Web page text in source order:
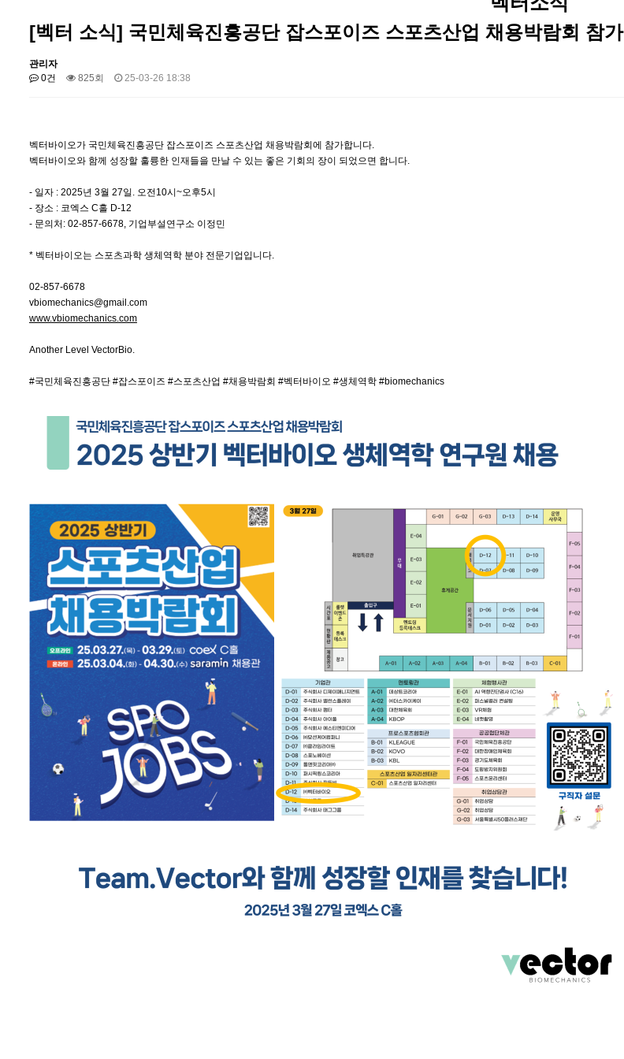
[벡터 소식] 국민체육진흥공단 잡스포이즈 스포츠산업 채용박람회 참가
관리자
0건
825회 25-03-26 18:38
벡터바이오가 국민체육진흥공단 잡스포이즈 스포츠산업 채용박람회에 참가합니다.
벡터바이오와 함께 성장할 훌륭한 인재들을 만날 수 있는 좋은 기회의 장이 되었으면 합니다.
- 일자 : 2025년 3월 27일. 오전10시~오후5시
- 장소 : 코엑스 C홀 D-12
- 문의처: 02-857-6678, 기업부설연구소 이정민
* 벡터바이오는 스포츠과학 생체역학 분야 전문기업입니다.
02-857-6678
vbiomechanics@gmail.com
www.vbiomechanics.com
Another Level VectorBio.
#국민체육진흥공단 #잡스포이즈 #스포츠산업 #채용박람회 #벡터바이오 #생체역학 #biomechanics